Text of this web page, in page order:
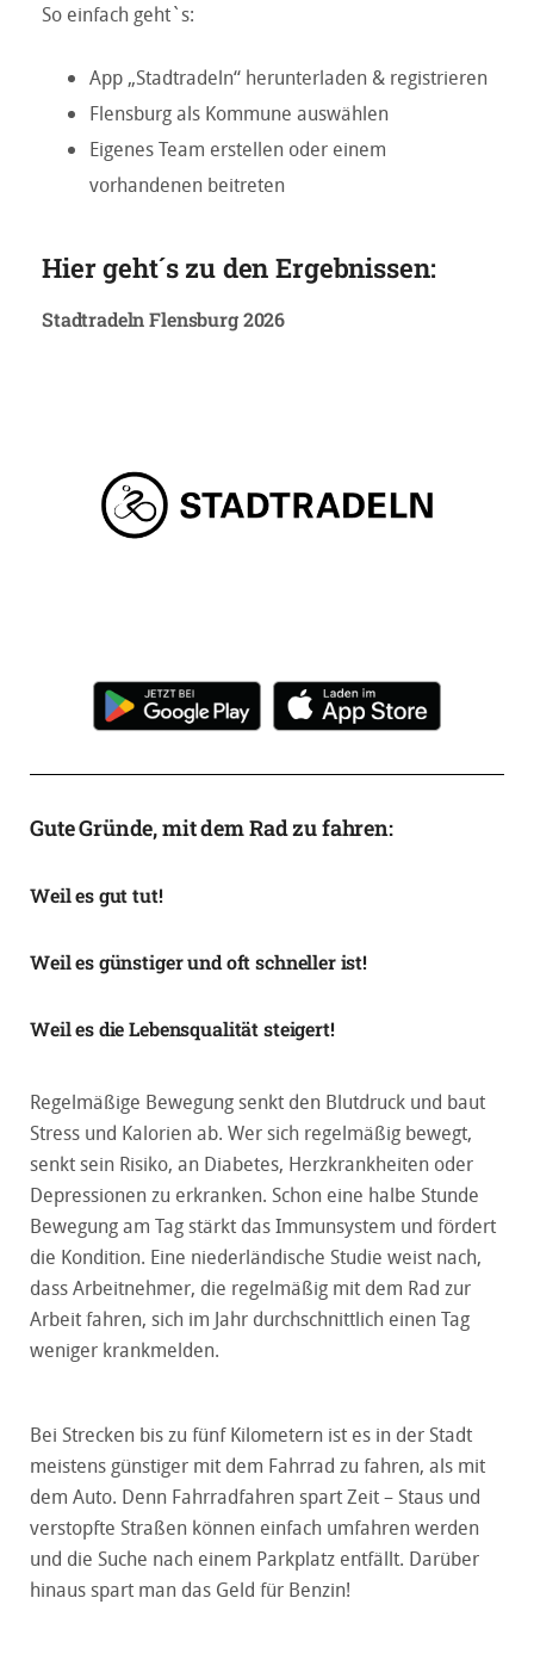
So einfach geht`s:
App „Stadtradeln“ herunterladen & registrieren
Flensburg als Kommune auswählen
Eigenes Team erstellen oder einem
vorhandenen beitreten
Hier geht´s zu den Ergebnissen:
Stadtradeln Flensburg 2026
Gute Gründe, mit dem Rad zu fahren:
Weil es gut tut!
Weil es günstiger und oft schneller ist!
Weil es die Lebensqualität steigert!
Regelmäßige Bewegung senkt den Blutdruck und baut
Stress und Kalorien ab. Wer sich regelmäßig bewegt,
senkt sein Risiko, an Diabetes, Herzkrankheiten oder
Depressionen zu erkranken. Schon eine halbe Stunde
Bewegung am Tag stärkt das Immunsystem und fördert
die Kondition. Eine niederländische Studie weist nach,
dass Arbeitnehmer, die regelmäßig mit dem Rad zur
Arbeit fahren, sich im Jahr durchschnittlich einen Tag
weniger krankmelden.
Bei Strecken bis zu fünf Kilometern ist es in der Stadt
meistens günstiger mit dem Fahrrad zu fahren, als mit
dem Auto. Denn Fahrradfahren spart Zeit – Staus und
verstopfte Straßen können einfach umfahren werden
und die Suche nach einem Parkplatz entfällt. Darüber
hinaus spart man das Geld für Benzin!